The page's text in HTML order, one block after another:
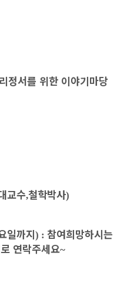
정서를 위한 이야기마당
교수,철학박사)
일까지) : 참여희망하시는
연락주세요~